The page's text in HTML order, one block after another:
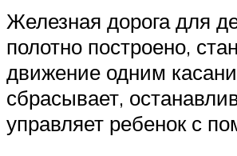
Железная дорога для
полотно построено,
движение одним
сбрасывает,
управляет ребенок с